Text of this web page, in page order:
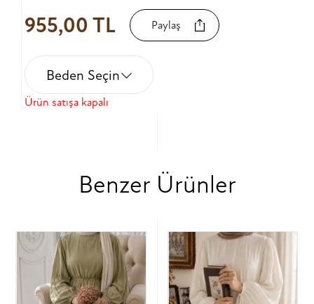
955,00 TL Paylaş
Beden Seçin
Ürün satışa kapalı
Benzer Ürünler